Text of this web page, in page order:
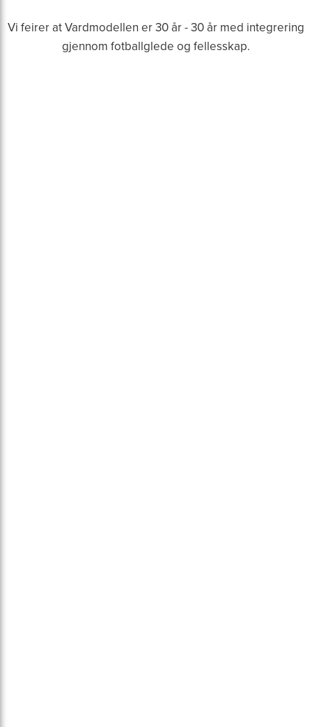
Vi feirer at Vardmodellen er 30 år - 30 år med integrering
gjennom fotballglede og fellesskap.